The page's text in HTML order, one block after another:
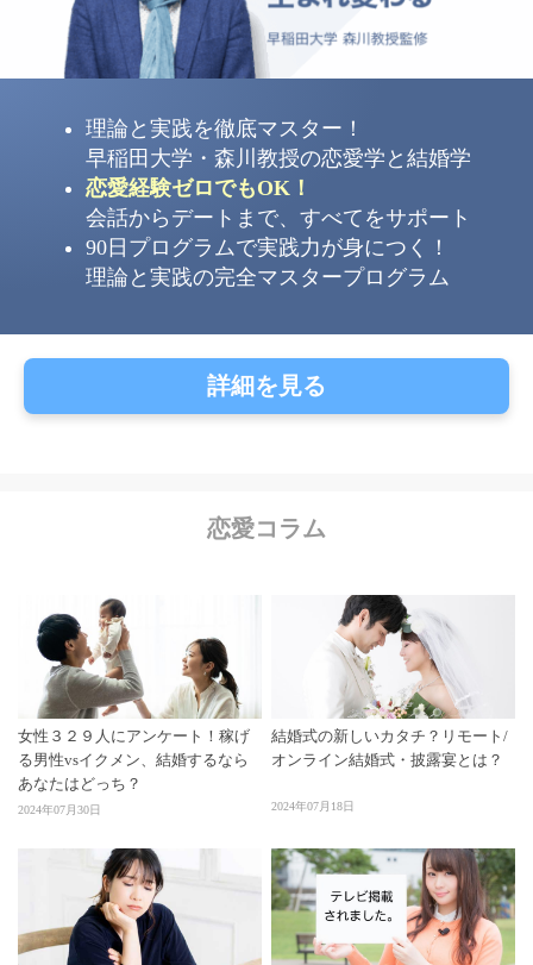
理論と実践を徹底マスター！
早稲田大学・森川教授の恋愛学と結婚学
恋愛経験ゼロでもOK！
会話からデートまで、すべてをサポート
90日プログラムで実践力が身につく！
理論と実践の完全マスタープログラム
詳細を見る
恋愛コラム
女性３２９人にアンケート！稼げ
る男性vsイクメン、結婚するなら
あなたはどっち？
2024年07月30日
結婚式の新しいカタチ？リモート/
オンライン結婚式・披露宴とは？
2024年07月18日